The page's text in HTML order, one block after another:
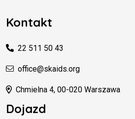
Kontakt
22 511 50 43
office@skaids.org
Chmielna 4, 00-020 Warszawa
Dojazd